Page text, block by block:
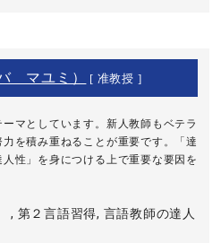
マユミ） [ 准教授 ]
マとしています。新人教師もベテラ
を積み重ねることが重要です。「達
性」を身につける上で重要な要因を
第２言語習得, 言語教師の達人